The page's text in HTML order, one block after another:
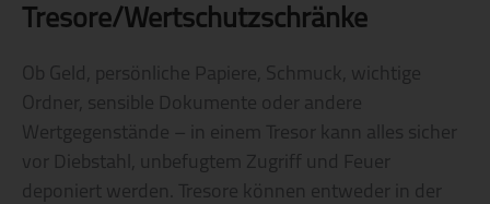
Tresore/Wertschutzschränke
Ob Geld, persönliche Papiere, Schmuck, wichtige
Ordner, sensible Dokumente oder andere
Wertgegenstände – in einem Tresor kann alles sicher
vor Diebstahl, unbefugtem Zugriff und Feuer
deponiert werden. Tresore können entweder in der